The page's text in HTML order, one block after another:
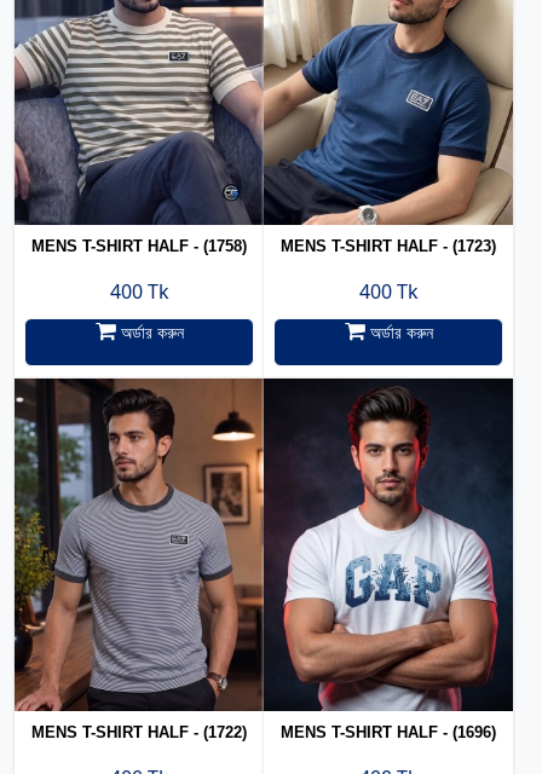
MENS T-SHIRT HALF - (1758)
400 Tk
অর্ডার করুন
MENS T-SHIRT HALF - (1723)
400 Tk
অর্ডার করুন
MENS T-SHIRT HALF - (1722) MENS T-SHIRT HALF - (1696)